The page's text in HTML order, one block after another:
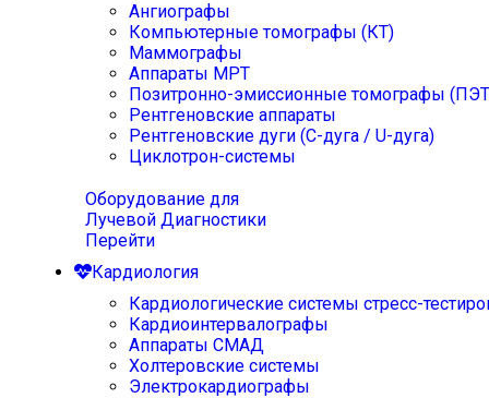
Ангиографы
Компьютерные томографы (КТ)
Маммографы
Аппараты МРТ
Позитронно-эмиссионные томографы
Рентгеновские аппараты
Рентгеновские дуги (С-дуга / U-дуга)
Циклотрон-системы
Оборудование для
Лучевой Диагностики
Перейти
Кардиология
Кардиологические системы стресс-
Кардиоинтервалографы
Аппараты СМАД
Холтеровские системы
Электрокардиографы